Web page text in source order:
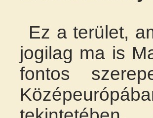
Ez a terület,
jogilag ma is
fontos